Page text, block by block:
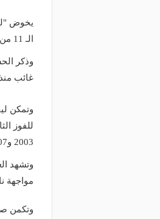
يخوض
الـ 11 من الدوري الإنجليزي.
وذكر
غائب منذ 14 عامًا.
للفوز
2003 و2007.
مواجهة
وتكمن